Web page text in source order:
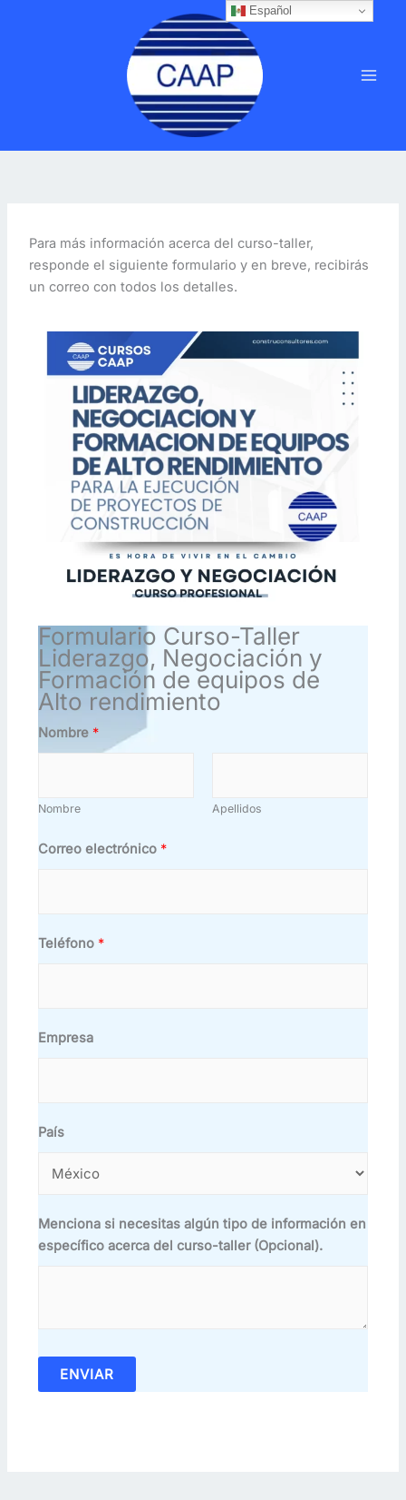
Para más información acerca del curso-taller,
responde el siguiente formulario y en breve, recibirás
un correo con todos los detalles.
Formulario Curso-Taller
Liderazgo, Negociación y
Formación de equipos de
Alto rendimiento
Nombre *
Nombre Apellidos
Correo electrónico *
Teléfono *
Empresa
País
Menciona si necesitas algún tipo de información en
específico acerca del curso-taller (Opcional).
ENVIAR
Español